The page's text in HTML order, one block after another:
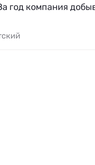
год компания